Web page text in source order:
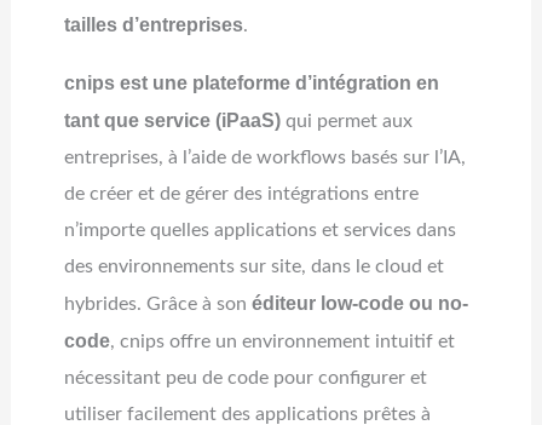
tailles d’entreprises.
cnips est une plateforme d’intégration en
tant que service (iPaaS)qui permet aux
entreprises, à l’aide de workflows basés sur l’IA,
de créer et de gérer des intégrations entre
n’importe quelles applications et services dans
des environnements sur site, dans le cloud et
hybrides. Grâce à son éditeur low-code ou no-
code, cnips offre un environnement intuitif et
nécessitant peu de code pour configurer et
utiliser facilement des applications prêtes à